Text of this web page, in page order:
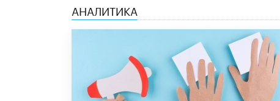
АНАЛИТИКА